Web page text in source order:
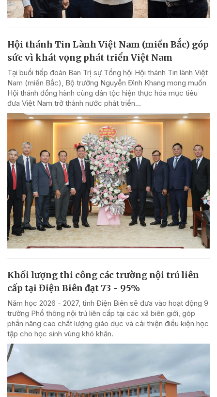
Hội thánh Tin Lành Việt Nam (miền Bắc) góp
sức vì khát vọng phát triển Việt Nam
Tại buổi tiếp đoàn Ban Trị sự Tổng hội Hội thánh Tin lành Việt
Nam (miền Bắc), Bộ trưởng Nguyễn Đình Khang mong muốn
Hội thánh đồng hành cùng dân tộc hiện thực hóa mục tiêu
đưa Việt Nam trở thành nước phát triển...
Khối lượng thi công các trường nội trú liên
cấp tại Điện Biên đạt 73 - 95%
Năm học 2026 - 2027, tỉnh Điện Biên sẽ đưa vào hoạt động 9
trường Phổ thông nội trú liên cấp tại các xã biên giới, góp
phần nâng cao chất lượng giáo dục và cải thiện điều kiện học
tập cho học sinh vùng khó khăn.